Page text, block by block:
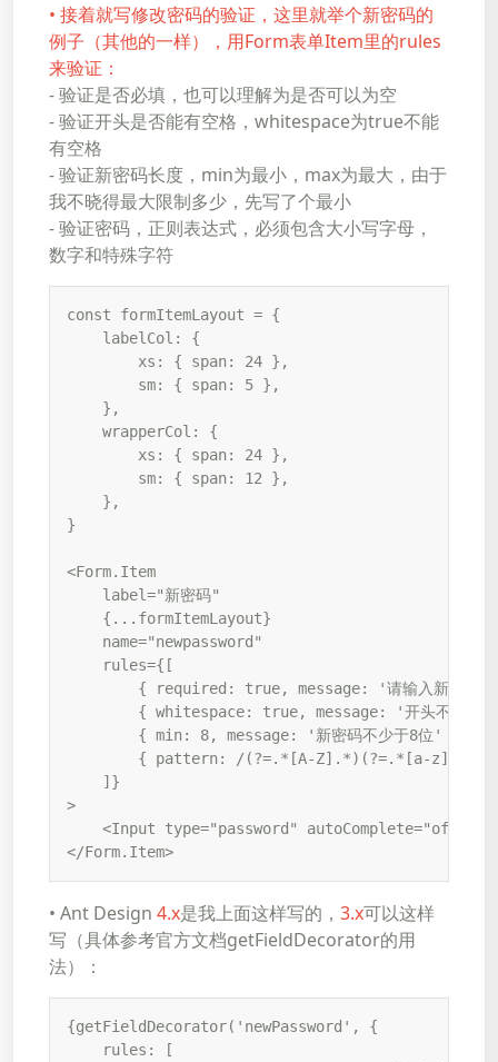
• 接着就写修改密码的验证，这里就举个新密码的
例子（其他的一样），用Form表单Item里的rules
来验证：
- 验证是否必填，也可以理解为是否可以为空
- 验证开头是否能有空格，whitespace为true不能
有空格
- 验证新密码长度，min为最小，max为最大，由于
我不晓得最大限制多少，先写了个最小
- 验证密码，正则表达式，必须包含大小写字母，
数字和特殊字符
const formItemLayout = {
    labelCol: {
        xs: { span: 24 },
        sm: { span: 5 },
    },
    wrapperCol: {
        xs: { span: 24 },
        sm: { span: 12 },
    },
}
<Form.Item
    label="新密码"
    {...formItemLayout}
    name="newpassword"
    rules={[
{ required: true, message: '请输入新密码'
{ whitespace: true, message: '开头不能为
        { min: 8, message: '新密码不少于8位' },
{ pattern: /(?=.*[A-Z].*)(?=.*[a-
    ]}
>
    <Input type="password" autoComplete="off" />
</Form.Item>
• Ant Design 4.x是我上面这样写的， 3.x可以这样
写（具体参考官方文档getFieldDecorator的用
法）：
{getFieldDecorator('newPassword', {
    rules: [